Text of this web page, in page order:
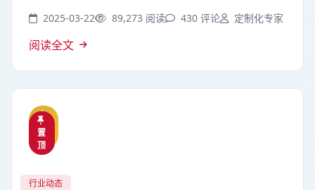
2025-03-22 89,273 阅读 430 评论 定制化专家
阅读全文
精
选
置
顶
行业动态